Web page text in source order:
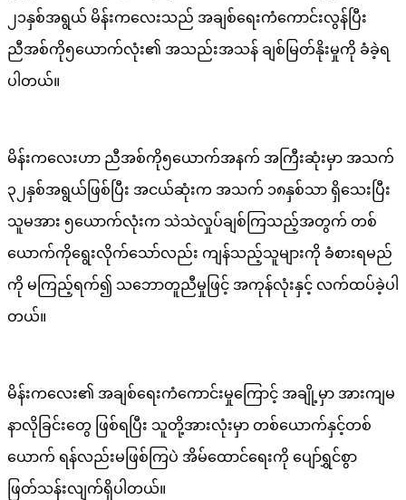
၂၁နှစ်အရွယ် မိန်းကလေးသည် အချစ်ရေးကံကောင်းလွန်ပြီး
ညီအစ်ကို၅ယောက်လုံး၏ အသည်းအသန် ချစ်မြတ်နိုးမှုကို ခံခဲ့ရ
ပါတယ်။
မိန်းကလေးဟာ ညီအစ်ကို၅ယောက်အနက် အကြီးဆုံးမှာ အသက်
၃၂နှစ်အရွယ်ဖြစ်ပြီး အငယ်ဆုံးက အသက် ၁၈နှစ်သာ ရှိသေးပြီး
သူမအား ၅ယောက်လုံးက သဲသဲလှုပ်ချစ်ကြသည့်အတွက် တစ်
ယောက်ကိုရွေးလိုက်သော်လည်း ကျန်သည့်သူများကို ခံစားရမည်
ကို မကြည့်ရက်၍ သဘောတူညီမှုဖြင့် အကုန်လုံးနှင့် လက်ထပ်ခဲ့ပါ
တယ်။
မိန်းကလေး၏ အချစ်ရေးကံကောင်းမှုကြောင့် အချို့မှာ အားကျမ
နာလိုခြင်းတွေ ဖြစ်ရပြီး သူတို့အားလုံးမှာ တစ်ယောက်နှင့်တစ်
ယောက် ရန်လည်းမဖြစ်ကြပဲ အိမ်ထောင်ရေးကို ပျော်ရွှင်စွာ
ဖြတ်သန်းလျက်ရှိပါတယ်။